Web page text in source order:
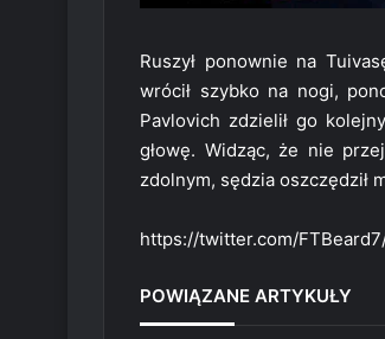
Ruszył ponownie na
wrócił szybko na nogi,
Pavlovich zdzielił go
głowę. Widząc, że nie
zdolnym, sędzia oszczędził
https://twitter.com/
POWIĄZANE ARTYKUŁY